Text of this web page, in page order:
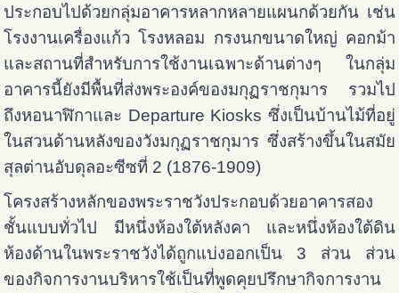
ประกอบไปด้วยกลุ่มอาคารหลากหลายแผนกด้วยกัน เช่น
โรงงานเครื่องแก้ว โรงหลอม กรงนกขนาดใหญ่ คอกม้า
และสถานที่สำหรับการใช้งานเฉพาะด้านต่างๆ ในกลุ่ม
อาคารนี้ยังมีพื้นที่ส่งพระองค์ของมกุฏราชกุมาร รวมไป
ถึงหอนาฬิกาและ Departure Kiosks ซึ่งเป็นบ้านไม้ที่อยู่
ในสวนด้านหลังของวังมกุฏราชกุมาร ซึ่งสร้างขึ้นในสมัย
สุลต่านอับดุลอะซีซที่ 2 (1876-1909)
โครงสร้างหลักของพระราชวังประกอบด้วยอาคารสอง
ชั้นแบบทั่วไป มีหนึ่งห้องใต้หลังคา และหนึ่งห้องใต้ดิน
ห้องด้านในพระราชวังได้ถูกแบ่งออกเป็น 3 ส่วน ส่วน
ของกิจการงานบริหารใช้เป็นที่พูดคุยปรึกษากิจการงาน